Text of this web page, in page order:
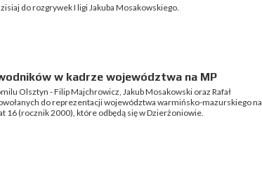
do rozgrywek I ligi Jakuba Mosakowskiego.
w kadrze województwa na MP
Olsztyn - Filip Majchrowicz, Jakub Mosakowski oraz Rafał
do reprezentacji województwa warmińsko-mazurskiego na
16 (rocznik 2000), które odbędą się w Dzierżoniowie.